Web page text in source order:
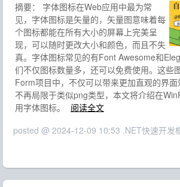
摘要： 字体图标在Web应用中最为常
见，字体图标是矢量的，矢量图意味着每
个图标都能在所有大小的屏幕上完美呈
现，可以随时更改大小和颜色，而且不失
真。字体图标常见的有Font Awesome和
们不仅图标数量多，还可以免费使用。这些
Form项目中，不仅可以带来更加直观的界
不再局限于类似png类型，本文将介绍在
用字体图标。
阅读全文
posted @ 2024-12-09 10:53 .NET快速开发